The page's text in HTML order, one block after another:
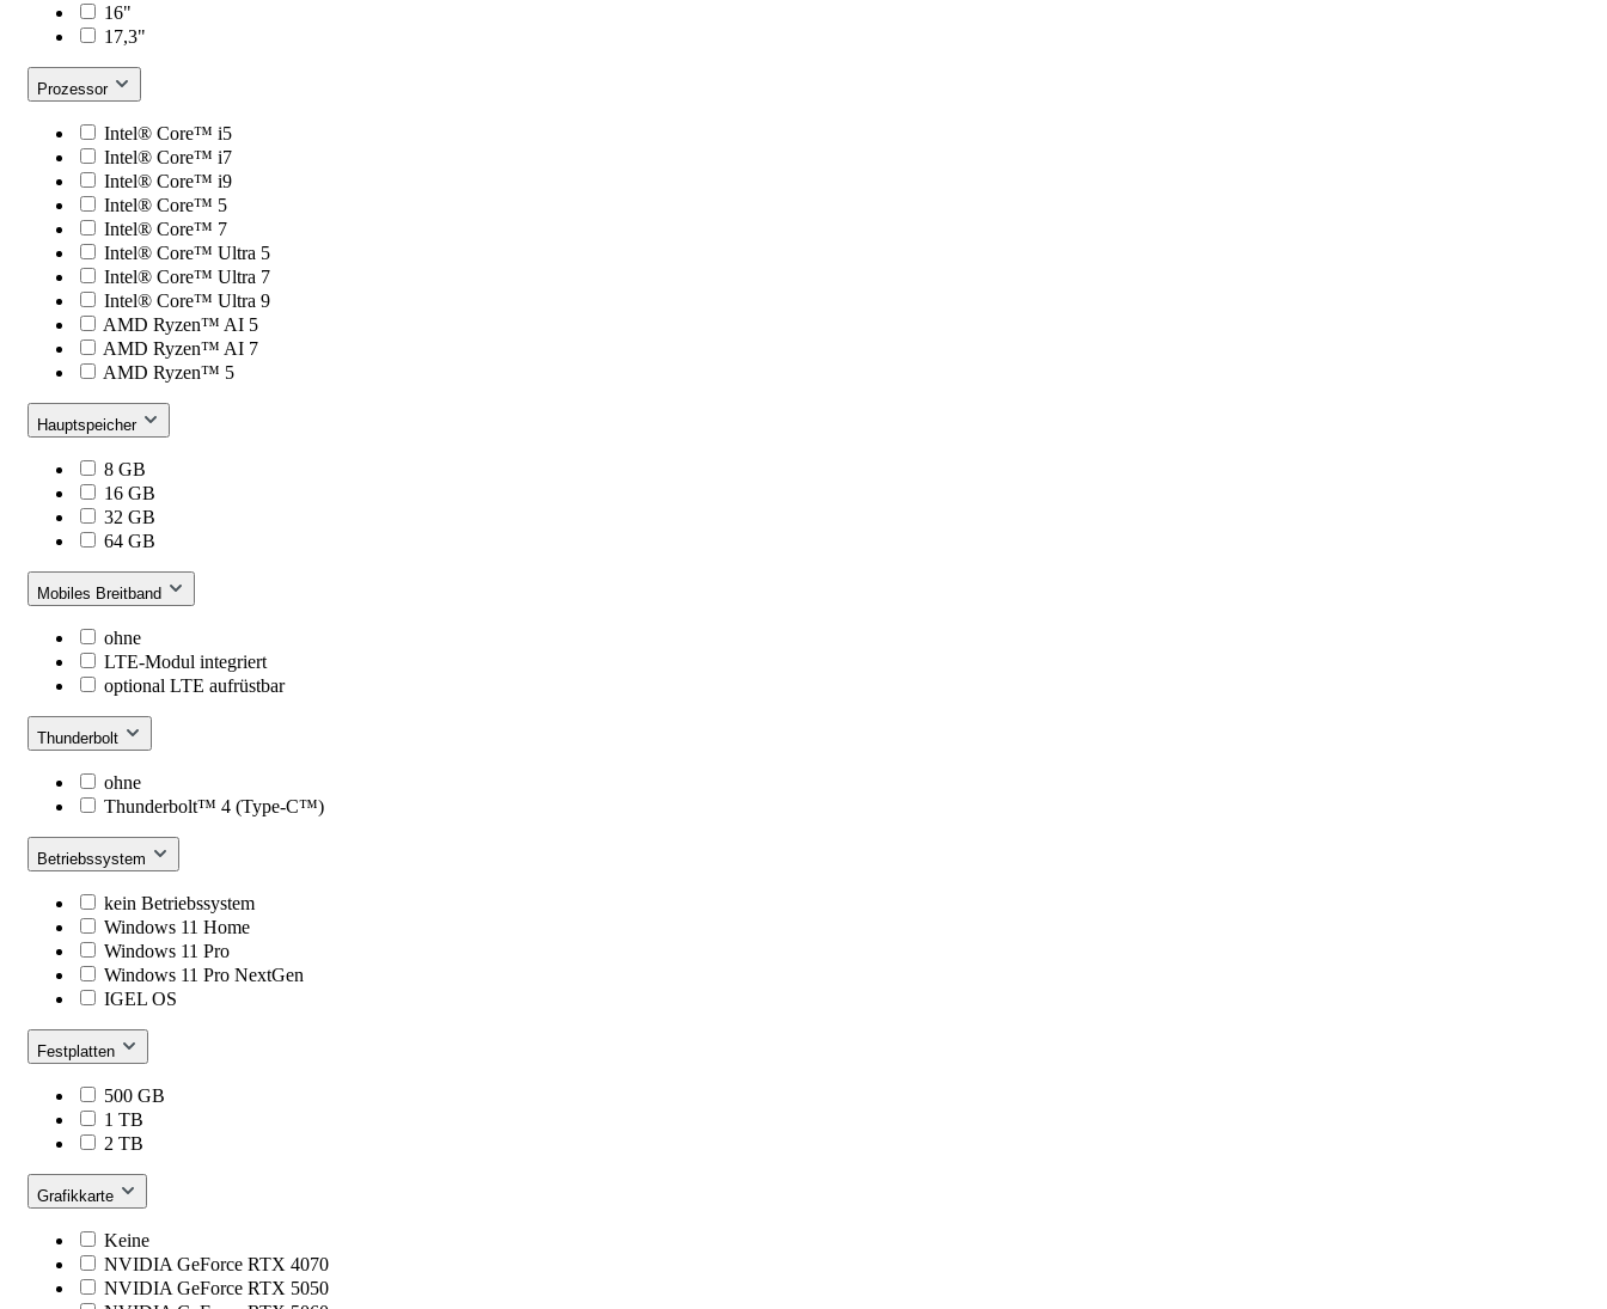
16"
17,3"
Prozessor
Intel® Core™ i5
Intel® Core™ i7
Intel® Core™ i9
Intel® Core™ 5
Intel® Core™ 7
Intel® Core™ Ultra 5
Intel® Core™ Ultra 7
Intel® Core™ Ultra 9
AMD Ryzen™ AI 5
AMD Ryzen™ AI 7
AMD Ryzen™ 5
Hauptspeicher
8 GB
16 GB
32 GB
64 GB
Mobiles Breitband
ohne
LTE-Modul integriert
optional LTE aufrüstbar
Thunderbolt
ohne
Thunderbolt™ 4 (Type-C™)
Betriebssystem
kein Betriebssystem
Windows 11 Home
Windows 11 Pro
Windows 11 Pro NextGen
IGEL OS
Festplatten
500 GB
1 TB
2 TB
Grafikkarte
Keine
NVIDIA GeForce RTX 4070
NVIDIA GeForce RTX 5050